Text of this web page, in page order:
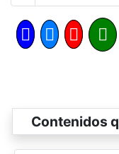
Contenidos